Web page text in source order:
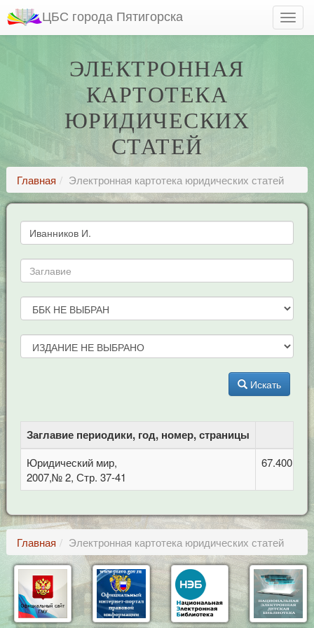
ЦБС города Пятигорска
ЭЛЕКТРОННАЯ
КАРТОТЕКА
ЮРИДИЧЕСКИХ
СТАТЕЙ
Главная Электронная картотека юридических статей
Искать
Заглавие периодики, год, номер, страницы
Юридический мир,
2007,№ 2, Стр. 37-41
67.400
Главная Электронная картотека юридических статей